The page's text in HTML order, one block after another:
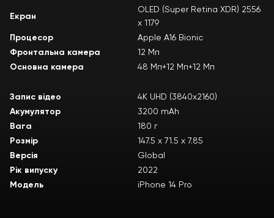
Екран
OLED (Super Retina XDR) 2556
х 1179
Процесор
Apple A16 Bionic
Фронтальна камера
12 Мп
Основна камера
48 Мп+12 Мп+12 Мп
Запис відео
4К UHD (3840x2160)
Акумулятор
3200 mAh
Вага
180 г
Розмір
147.5 х 71.5 х 7.85
Версія
Global
Рік випуску
2022
Модель
iPhone 14 Pro